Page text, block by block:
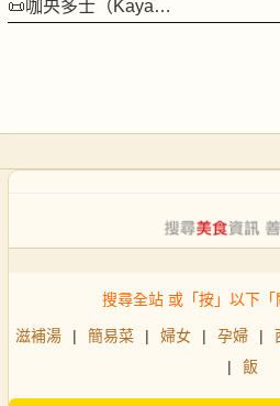
📜咖央多士（Kaya…
搜尋全站 或「按」以下
滋補湯 | 簡易菜 | 婦女 | 孕婦 |
|
飯